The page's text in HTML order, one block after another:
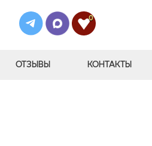
0
ОТЗЫВЫ КОНТАКТЫ